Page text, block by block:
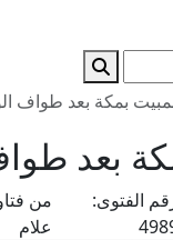
بمكة بعد طواف
بعد
الفتوى:
من
علام